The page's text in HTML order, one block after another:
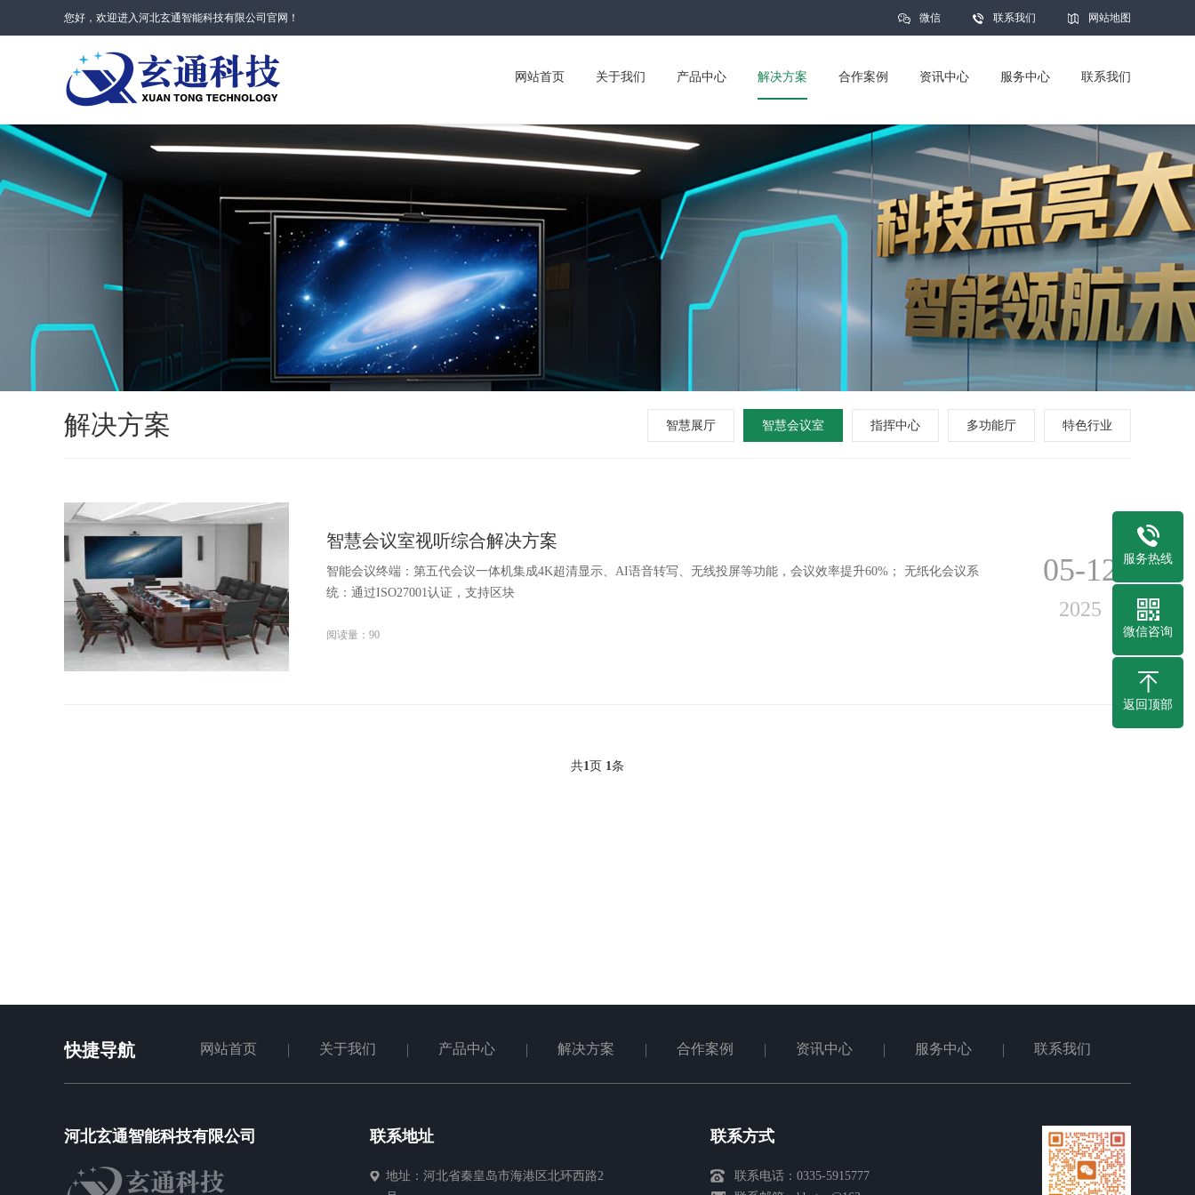
您好，欢迎进入河北玄通智能科技有限公司官网！ 微信 联系我们 网站地图
网站首页 关于我们 产品中心 解决方案 合作案例 资讯中心 服务中心 联系我们
解决方案 智慧展厅 智慧会议室 指挥中心 多功能厅 特色行业
智慧会议室视听综合解决方案
智能会议终端：第五代会议一体机集成4K超清显示、AI语音转写、无线投屏等功能，会议效率提升60%； 无纸化会议系
统：通过ISO27001认证，支持区块
阅读量：90
05-12
2025
共1页 1条
快捷导航 网站首页 关于我们 产品中心 解决方案 合作案例 资讯中心 服务中心 联系我们
河北玄通智能科技有限公司 联系地址
地址：河北省秦皇岛市海港区北环西路2
联系方式
联系电话：0335-5915777
服务热线
微信咨询
返回顶部